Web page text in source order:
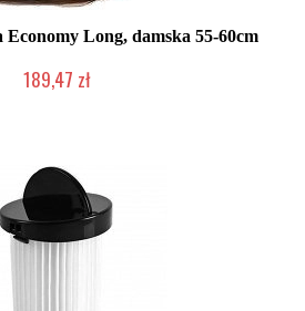
Economy Long, damska 55-60cm
189,47 zł